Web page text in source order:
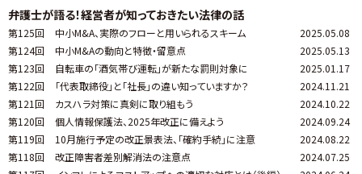
弁護士が語る！経営者が知っておきたい法律の話
第125回 中小M&A、実際のフローと用いられるスキーム
2025.05.08
第124回
中小M&Aの動向と特徴・留意点
2025.05.13
第123回
自転車の「酒気帯び運転」が新たな罰則対象に
2025.01.17
第122回
「代表取締役」と「社長」の違い知っていますか？
2024.11.21
第121回
カスハラ対策に真剣に取り組もう
2024.10.22
第120回
個人情報保護法、2025年改正に備えよう
2024.09.24
第119回
10月施行予定の改正景表法、「確約手続」に注意
2024.08.22
第118回
改正障害者差別解消法の注意点
2024.07.25